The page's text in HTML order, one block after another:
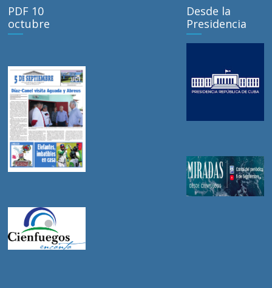
PDF 10
octubre
Desde la
Presidencia